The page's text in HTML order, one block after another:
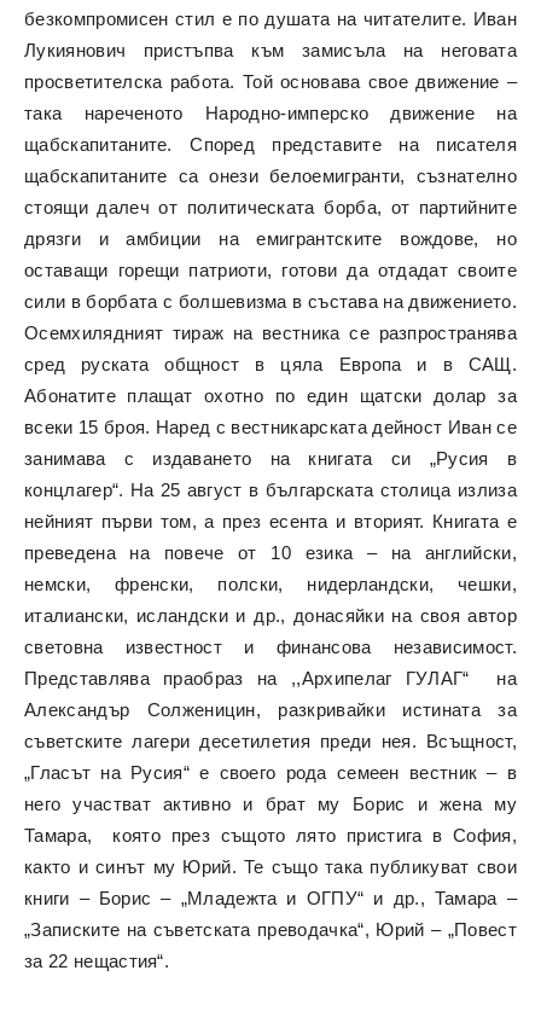
безкомпромисен стил е по душата на читателите. Иван
Лукиянович пристъпва към замисъла на неговата
просветителска работа. Той основава свое движение –
така нареченото Народно-имперско движение на
щабскапитаните. Според представите на писателя
щабскапитаните са онези белоемигранти, съзнателно
стоящи далеч от политическата борба, от партийните
дрязги и амбиции на емигрантските вождове, но
оставащи горещи патриоти, готови да отдадат своите
сили в борбата с болшевизма в състава на движението.
Осемхилядният тираж на вестника се разпространява
сред руската общност в цяла Европа и в САЩ.
Абонатите плащат охотно по един щатски долар за
всеки 15 броя. Наред с вестникарската дейност Иван се
занимава с издаването на книгата си „Русия в
концлагер“. На 25 август в българската столица излиза
нейният първи том, а през есента и вторият. Книгата е
преведена на повече от 10 езика – на английски,
немски, френски, полски, нидерландски, чешки,
италиански, исландски и др., донасяйки на своя автор
световна известност и финансова независимост.
Представлява праобраз на ,,Архипелаг ГУЛАГ“ на
Александър Солженицин, разкривайки истината за
съветските лагери десетилетия преди нея. Всъщност,
„Гласът на Русия“ е своего рода семеен вестник – в
него участват активно и брат му Борис и жена му
Тамара, която през същото лято пристига в София,
както и синът му Юрий. Те също така публикуват свои
книги – Борис – „Младежта и ОГПУ“ и др., Тамара –
„Записките на съветската преводачка“, Юрий – „Повест
за 22 нещастия“.